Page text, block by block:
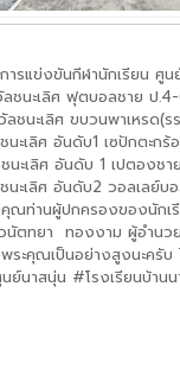
ารแข่งขันกีฬานักเรียน ศู
ลชนะเลิศ ฟุตบอลชาย ป
ลชนะเลิศ ขบวนพาเหรด(ร
นะเลิศ อันดับ1 เซปักตะกร้
นะเลิศ อันดับ 1 เปตองชา
นะเลิศ อันดับ2 วอลเลย์บ
ณท่านผู้ปกครองของนักเ
นัตทยา ทองงาม ผู้อำนวย
ระคุณเป็นอย่างสูงนะครั
ย์นาสนุ่น #โรงเรียนบ้า